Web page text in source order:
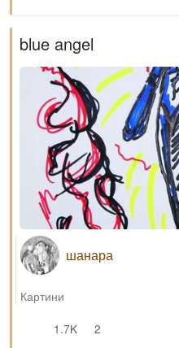
blue angel
шанара
Картини
1.7K
2